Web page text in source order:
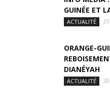
GUINÉE ET
ACTUALITÉ
ORANGE-
DIANÉYAH
ACTUALITÉ